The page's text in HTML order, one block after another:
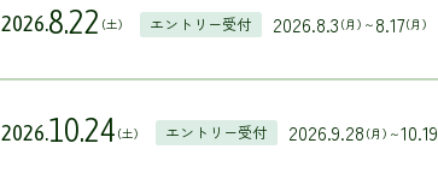
2026.8.22 （土） エントリー受付 2026.8.3 （月）～ 8.17（月）
2026.10.24 （土） エントリー受付 2026.9.28 （月）～10.19